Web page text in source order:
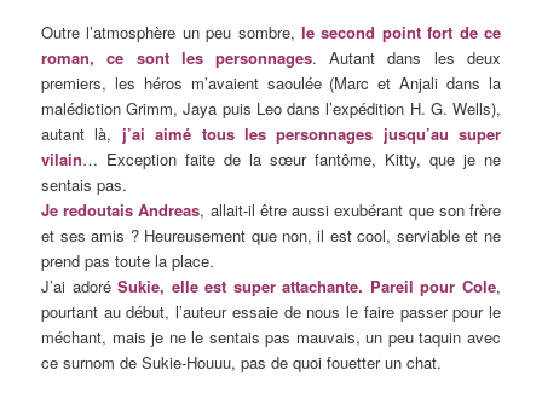
Outre l’atmosphère un peu sombre, le second point fort de ce
roman, ce sont les personnages. Autant dans les deux
premiers, les héros m’avaient saoulée (Marc et Anjali dans la
malédiction Grimm, Jaya puis Leo dans l’expédition H. G. Wells),
autant là, j’ai aimé tous les personnages jusqu’au super
vilain… Exception faite de la sœur fantôme, Kitty, que je ne
sentais pas.
Je redoutais Andreas, allait-il être aussi exubérant que son frère
et ses amis ? Heureusement que non, il est cool, serviable et ne
prend pas toute la place.
J’ai adoréSukie, elle est super attachante. Pareil pour Cole,
pourtant au début, l’auteur essaie de nous le faire passer pour le
méchant, mais je ne le sentais pas mauvais, un peu taquin avec
ce surnom de Sukie-Houuu, pas de quoi fouetter un chat.